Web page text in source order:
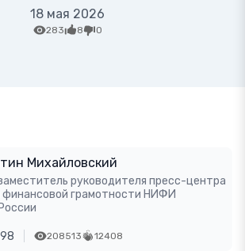
18 мая 2026
283 8 0
Михайловский
руководителя пресс-центра
грамотности НИФИ
208513 12408